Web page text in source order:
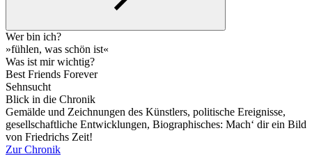
Wer bin ich?
»fühlen, was schön ist«
Was ist mir wichtig?
Best Friends Forever
Sehnsucht
Blick in die Chronik
Gemälde und Zeichnungen des Künstlers, politische Ereignisse,
gesellschaftliche Entwicklungen, Biographisches: Mach‘ dir ein Bild
von Friedrichs Zeit!
Zur Chronik